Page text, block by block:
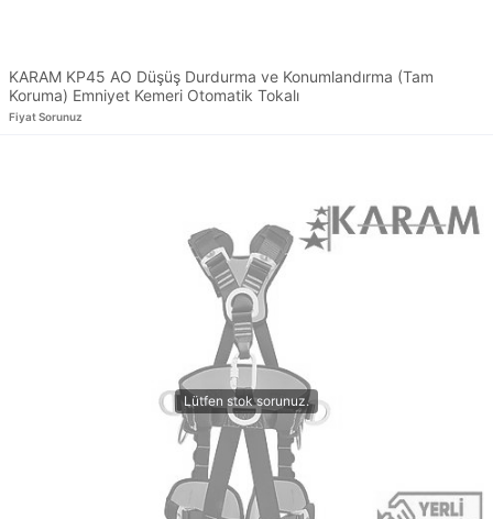
KARAM KP45 AO Düşüş Durdurma ve Konumlandırma (Tam
Koruma) Emniyet Kemeri Otomatik Tokalı
Fiyat Sorunuz